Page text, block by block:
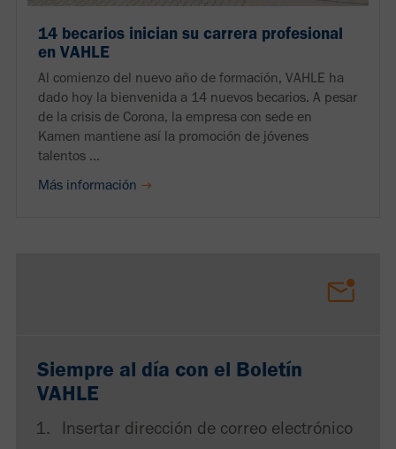
14 becarios inician su carrera profesional
en VAHLE
Al comienzo del nuevo año de formación, VAHLE ha
dado hoy la bienvenida a 14 nuevos becarios. A pesar
de la crisis de Corona, la empresa con sede en
Kamen mantiene así la promoción de jóvenes
talentos ...
Más información
Siempre al día con el Boletín
VAHLE
Insertar dirección de correo electrónico